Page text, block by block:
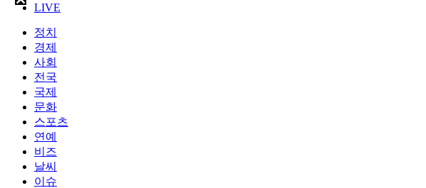
LIVE
정치
경제
사회
전국
국제
문화
스포츠
연예
비즈
날씨
이슈